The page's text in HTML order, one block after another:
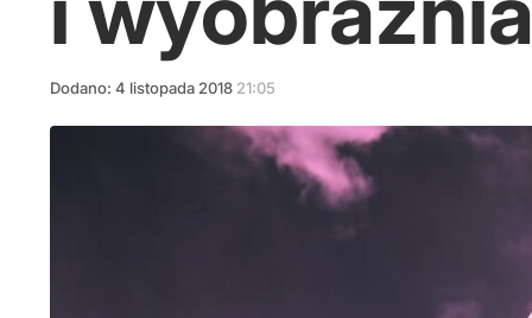
Dodano: 4 listopada 2018 21:05